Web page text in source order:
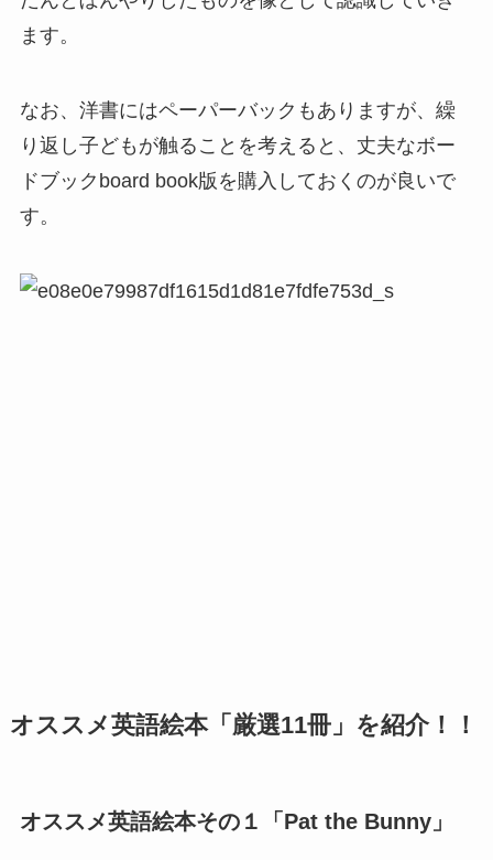
ます。
なお、洋書にはペーパーバックもありますが、繰
り返し子どもが触ることを考えると、丈夫なボー
ドブックboard book版を購入しておくのが良いで
す。
オススメ英語絵本「厳選11冊」を紹介！！
オススメ英語絵本その１「Pat the Bunny」